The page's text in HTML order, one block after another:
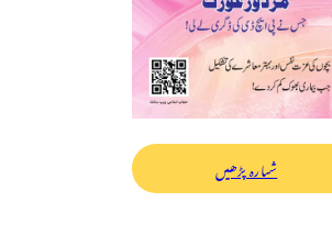
شمارہ پڑھیں